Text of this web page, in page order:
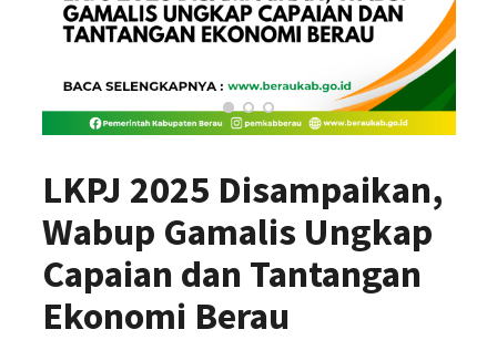
LKPJ 2025 Disampaikan,
Wabup Gamalis Ungkap
Capaian dan Tantangan
Ekonomi Berau